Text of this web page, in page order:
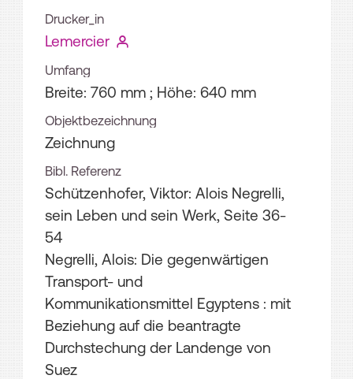
Drucker_in
Lemercier
Umfang
Breite: 760 mm ; Höhe: 640 mm
Objektbezeichnung
Zeichnung
Bibl. Referenz
Schützenhofer, Viktor: Alois Negrelli,
sein Leben und sein Werk, Seite 36-
54
Negrelli, Alois: Die gegenwärtigen
Transport- und
Kommunikationsmittel Egyptens : mit
Beziehung auf die beantragte
Durchstechung der Landenge von
Suez